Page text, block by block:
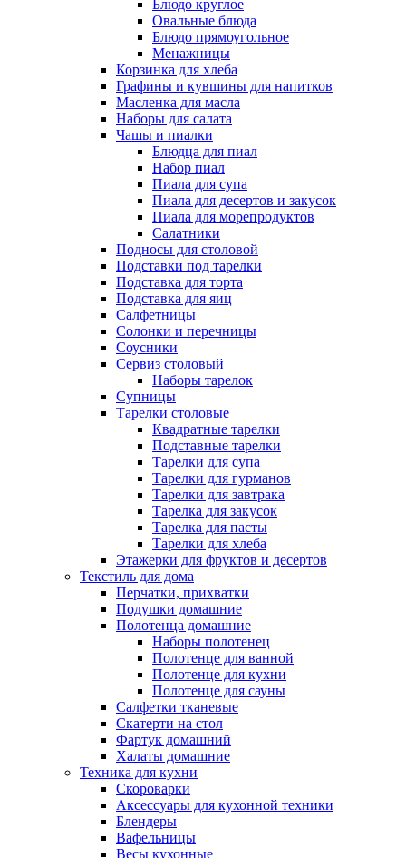
Блюдо круглое
Овальные блюда
Блюдо прямоугольное
Менажницы
Корзинка для хлеба
Графины и кувшины для напитков
Масленка для масла
Наборы для салата
Чашы и пиалки
Блюдца для пиал
Набор пиал
Пиала для супа
Пиала для десертов и закусок
Пиала для морепродуктов
Салатники
Подносы для столовой
Подставки под тарелки
Подставка для торта
Подставка для яиц
Салфетницы
Солонки и перечницы
Соусники
Сервиз столовый
Наборы тарелок
Супницы
Тарелки столовые
Квадратные тарелки
Подставные тарелки
Тарелки для супа
Тарелки для гурманов
Тарелки для завтрака
Тарелка для закусок
Тарелка для пасты
Тарелки для хлеба
Этажерки для фруктов и десертов
Текстиль для дома
Перчатки, прихватки
Подушки домашние
Полотенца домашние
Наборы полотенец
Полотенце для ванной
Полотенце для кухни
Полотенце для сауны
Салфетки тканевые
Скатерти на стол
Фартук домашний
Халаты домашние
Техника для кухни
Скороварки
Аксессуары для кухонной техники
Блендеры
Вафельницы
Весы кухонные